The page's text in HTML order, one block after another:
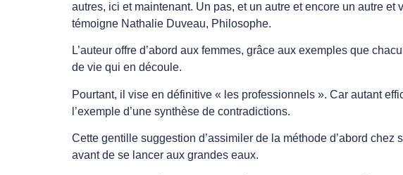
autres, ici et maintenant. Un pas, et un autre et encore un autre
témoigne Nathalie Duveau, Philosophe.
L’auteur offre d’abord aux femmes, grâce aux exemples que
de vie qui en découle.
Pourtant, il vise en définitive « les professionnels ». Car autant
l’exemple d’une synthèse de contradictions.
Cette gentille suggestion d’assimiler de la méthode d’abord
avant de se lancer aux grandes eaux.